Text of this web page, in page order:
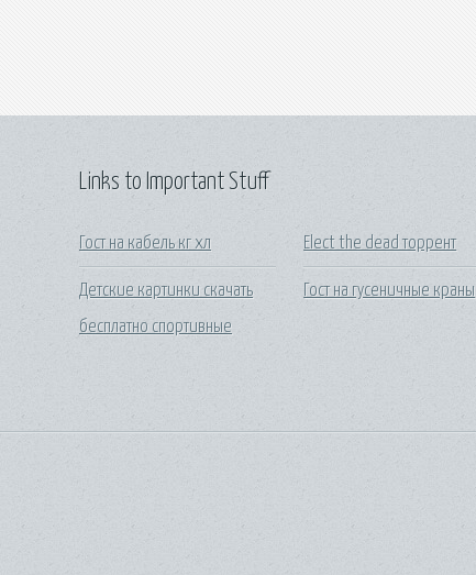
Links to Important Stuff
Гост на кабель кг хл
Детские картинки скачать
бесплатно спортивные
Elect the dead торрент
Гост на гусеничные краны